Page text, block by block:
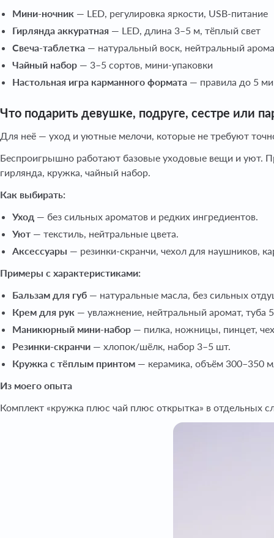
Мини-ночник — LED, регулировка яркости, USB-питание
Гирлянда аккуратная — LED, длина 3–5 м, тёплый свет
Свеча-таблетка — натуральный воск, нейтральный
Чайный набор — 3–5 сортов, мини-упаковки
Настольная игра карманного формата — правила до 5
Что подарить девушке, подруге, сестре или
Для неё — уход и уютные мелочи, которые не требуют
Беспроигрышно работают базовые уходовые вещи и уют.
гирлянда, кружка, чайный набор.
Как выбирать:
Уход — без сильных ароматов и редких ингредиентов.
Уют — текстиль, нейтральные цвета.
Аксессуары — резинки-скранчи, чехол для наушников,
Примеры с характеристиками:
Бальзам для губ — натуральные масла, без сильных
Крем для рук — увлажнение, нейтральный аромат, туба
Маникюрный мини-набор — пилка, ножницы, пинцет,
Резинки-скранчи — хлопок/шёлк, набор 3–5 шт.
Кружка с тёплым принтом — керамика, объём 300–350
Из моего опыта
Комплект «кружка плюс чай плюс открытка» в отдельных